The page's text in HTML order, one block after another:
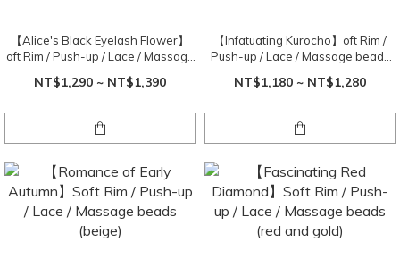
【Alice's Black Eyelash Flower】
oft Rim / Push-up / Lace / Massage
beige)
NT$1,290 ~ NT$1,390
【Infatuating Kurocho】oft Rim /
Push-up / Lace / Massage beads
NT$1,180 ~ NT$1,280